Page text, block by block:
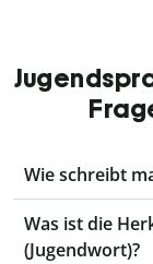
Wie schreibt
Was ist die
(Jugendwort)?